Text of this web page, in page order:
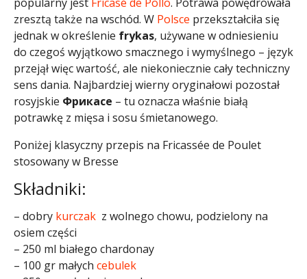
popularny jest Fricasé de Pollo. Potrawa powędrowała
zresztą także na wschód. W Polsce przekształciła się
jednak w określenie frykas, używane w odniesieniu
do czegoś wyjątkowo smacznego i wymyślnego – język
przejął więc wartość, ale niekoniecznie cały techniczny
sens dania. Najbardziej wierny oryginałowi pozostał
rosyjskie Фрикасе – tu oznacza właśnie białą
potrawkę z mięsa i sosu śmietanowego.
Poniżej klasyczny przepis na Fricassée de Poulet
stosowany w Bresse
Składniki:
– dobry kurczak z wolnego chowu, podzielony na
osiem części
– 250 ml białego chardonay
– 100 gr małych cebulek